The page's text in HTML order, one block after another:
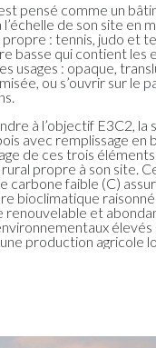
pensé comme un
l’échelle de son site en
propre : tennis, judo et
basse qui contient
usages : opaque,
ou s’ouvrir sur le
à l’objectif E3C2,
avec remplissage en
de ces trois
propre à son site.
carbone faible (C)
bioclimatique
renouvelable et
production agricole